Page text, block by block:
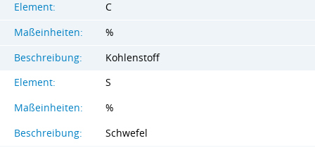
Element:
C
Maßeinheiten:
%
Beschreibung:
Kohlenstoff
Element:
S
Maßeinheiten:
%
Beschreibung:
Schwefel